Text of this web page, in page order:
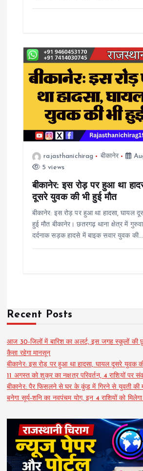
rajasthanichirag बीकानेर
5 views
बीकानेर: इस रोड़ पर हुआ था
दूसरे युवक की भी हुई मौत
बीकानेर: इस रोड़ पर हुआ था हादसा, घायल
हुई मौत बीकानेर। छतरगढ़ थाना क्षेत्र में
दर्दनाक सड़क हादसे में बाइक सवार युवक की…
Recent Posts
आज 30-जिलों में बारिश का अलर्ट, इस जगह स्कूलों की
कैसा रहेगा मानसून
बीकानेर: इस रोड़ पर हुआ था हादसा, घायल दूसरे युवक
11 अगस्त को शुक्र का नक्षत्र परिवर्तन, 4 राशियों पर
बीकानेर: पैर फिसलने से घर के कुंड में गिरने से युवती की
बनेगा सूर्य-शनि का नवपंचम योग, इन 4 राशियों को